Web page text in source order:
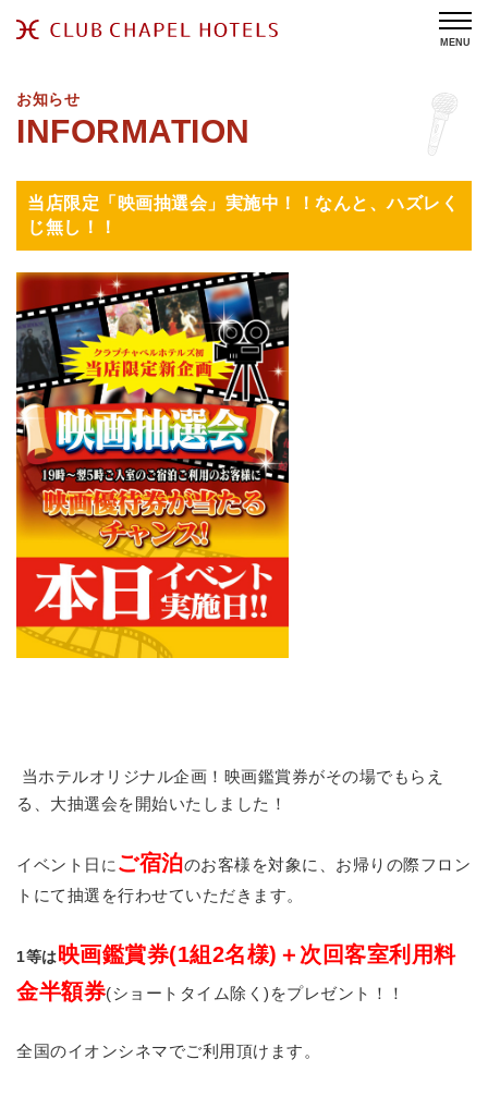
MENU
お知らせ
当店限定「映画抽選会」実施中！！なんと、ハズレく
じ無し！！
当ホテルオリジナル企画！映画鑑賞券がその場でもらえ
る、大抽選会を開始いたしました！
イベント日 に ご宿泊のお客様を対象に、お帰りの際フロン
トにて抽選を行わせていただきます。
1等は 映画鑑賞券(1組2名様)＋次回客室利用料
金半額券(ショートタイム除く)をプレゼント！！
全国のイオンシネマでご利用頂けます。